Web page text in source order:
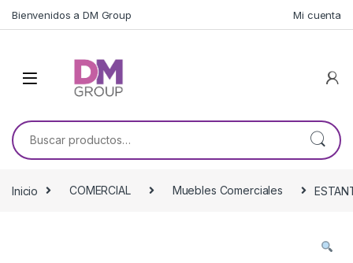
Bienvenidos a DM Group Mi cuenta
Buscar por:
Inicio COMERCIAL Muebles Comerciales